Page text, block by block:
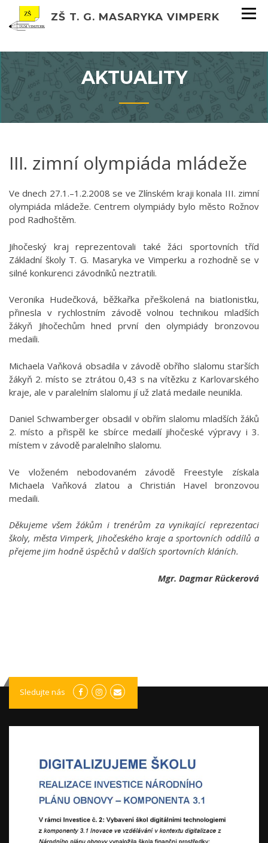
ZŠ T. G. MASARYKA VIMPERK
AKTUALITY
III. zimní olympiáda mládeže
Ve dnech 27.1.–1.2.2008 se ve Zlínském kraji konala III. zimní
olympiáda mládeže. Centrem olympiády bylo město Rožnov
pod Radhoštěm.
Jihočeský kraj reprezentovali také žáci sportovních tříd
Základní školy T. G. Masaryka ve Vimperku a rozhodně se v
silné konkurenci závodníků neztratili.
Veronika Hudečková, běžkařka přeškolená na biatlonistku,
přinesla v rychlostním závodě volnou technikou mladších
žákyň Jihočechům hned první den olympiády bronzovou
medaili.
Michaela Vaňková obsadila v závodě obřího slalomu starších
žákyň 2. místo se ztrátou 0,43 s na vítězku z Karlovarského
kraje, ale v paralelním slalomu jí už zlatá medaile neunikla.
Daniel Schwamberger obsadil v obřím slalomu mladších žáků
2. místo a přispěl ke sbírce medailí jihočeské výpravy i 3.
místem v závodě paralelního slalomu.
Ve vloženém nebodovaném závodě Freestyle získala
Michaela Vaňková zlatou a Christián Havel bronzovou
medaili.
Děkujeme všem žákům i trenérům za vynikající reprezentaci
školy, města Vimperk, Jihočeského kraje a sportovních oddílů a
přejeme jim hodně úspěchů v dalších sportovních kláních.
Mgr. Dagmar Rückerová
Sledujte nás